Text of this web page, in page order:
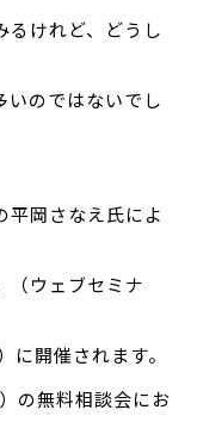
るけれど、どうし
いのではないでし
岡さなえ氏によ
（ウェブセミナ
開催されます。
の無料相談会にお